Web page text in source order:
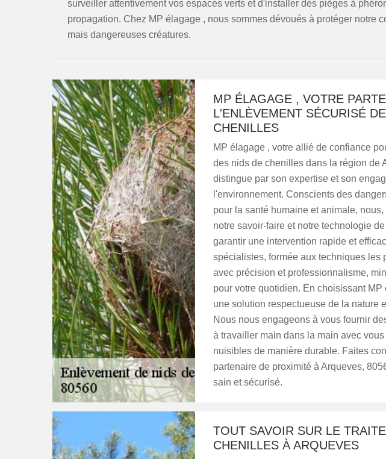
surveiller attentivement vos espaces verts et d'installer des pièges à
propagation. Chez MP élagage , nous sommes dévoués à protéger notre
mais dangereuses créatures.
MP ÉLAGAGE , VOTRE
L'ENLÈVEMENT SÉCURISÉ
CHENILLES
MP élagage , votre allié de confiance
des nids de chenilles dans la région de
distingue par son expertise et son
l'environnement. Conscients des
pour la santé humaine et animale,
notre savoir-faire et notre technologie
garantir une intervention rapide et
spécialistes, formée aux techniques les
avec précision et professionnalisme,
pour votre quotidien. En choisissant
une solution respectueuse de la nature
Nous nous engageons à vous fournir
à travailler main dans la main avec
nuisibles de manière durable. Faites
partenaire de proximité à Arqueves,
sain et sécurisé.
TOUT SAVOIR SUR LE
CHENILLES À ARQUEVES